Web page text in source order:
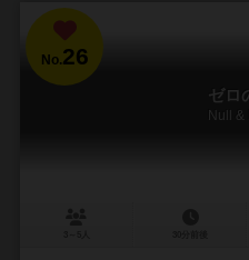
No.26
ゼロ
Null &